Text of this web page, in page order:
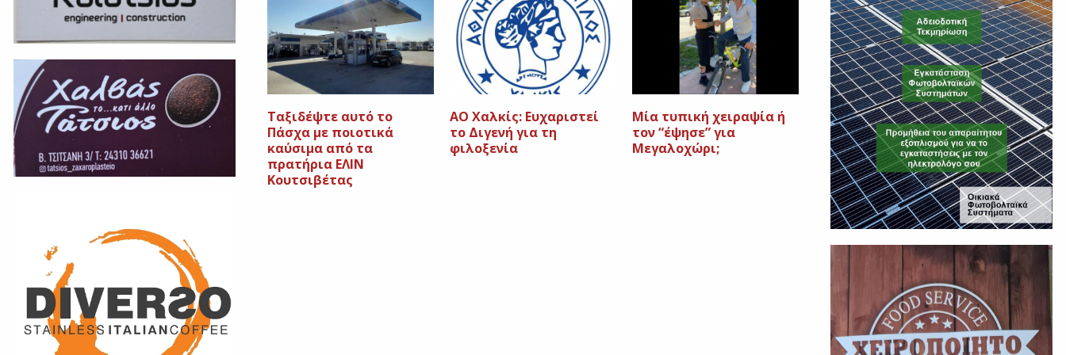
Ταξιδέψτε αυτό το
Πάσχα με ποιοτικά
καύσιμα από τα
πρατήρια ΕΛΙΝ
Κουτσιβέτας
AO Χαλκίς: Ευχαριστεί
το Διγενή για τη
φιλοξενία
Μία τυπική χειραψία ή
τον “έψησε” για
Μεγαλοχώρι;